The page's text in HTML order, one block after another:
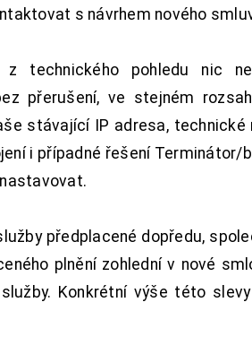
s návrhem nového
technického pohledu nic
přerušení, ve stejném
stávající IP adresa, technické
i případné řešení Terminátor/
předplacené dopředu,
plnění zohlední v nové
Konkrétní výše této